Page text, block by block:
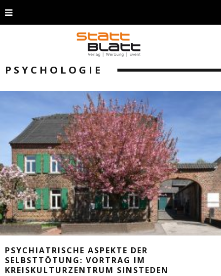
PSYCHOLOGIE
PSYCHIATRISCHE ASPEKTE DER
SELBSTTÖTUNG: VORTRAG IM
KREISKULTURZENTRUM SINSTEDEN